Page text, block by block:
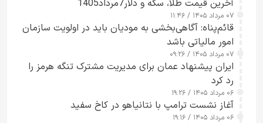
آخرین قیمت طلا، سکه و دلار7مرداد1405
۰۷ مرداد ۱۴۰۵ / ۱۱:۴۶
قائم‌پناه: آگاهی‌بخشی به مودیان باید در اولویت سازمان
امور مالیاتی باشد
۰۷ مرداد ۱۴۰۵ / ۰۹:۲۶
ایران پیشنهاد عمان برای مدیریت مشترک تنگه هرمز را
رد کرد
۰۶ مرداد ۱۴۰۵ / ۱۹:۲۶
آغاز نشست ترامپ با نتانیاهو در کاخ سفید
۰۶ مرداد ۱۴۰۵ / ۱۹:۱۶